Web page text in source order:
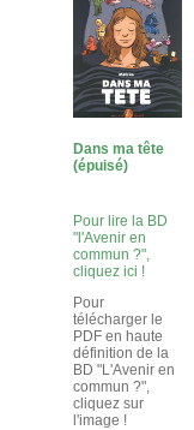
Dans ma tête
(épuisé)
Pour lire la BD
"l'Avenir en
commun ?",
cliquez ici !
Pour
télécharger le
PDF en haute
définition de la
BD "L'Avenir en
commun ?",
cliquez sur
l'image !